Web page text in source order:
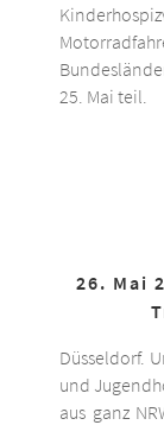
25. Mai teil.
26. Mai
Düsseldorf.
und
aus ganz